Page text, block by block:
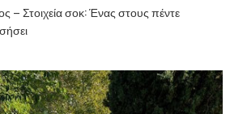
– Στοιχεία σοκ: Ένας στους πέντε